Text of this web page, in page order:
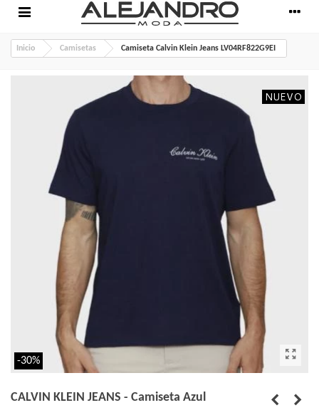
Inicio Camisetas Camiseta Calvin Klein Jeans LV04RF822G9EI
NUEVO
-30%
CALVIN KLEIN JEANS - Camiseta Azul